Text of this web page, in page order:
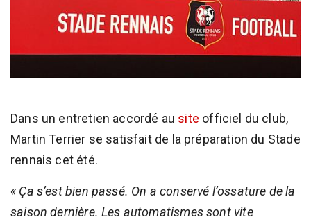
Dans un entretien accordé au site officiel du club,
Martin Terrier se satisfait de la préparation du Stade
rennais cet été.
« Ça s’est bien passé. On a conservé l’ossature de la
saison dernière. Les automatismes sont vite